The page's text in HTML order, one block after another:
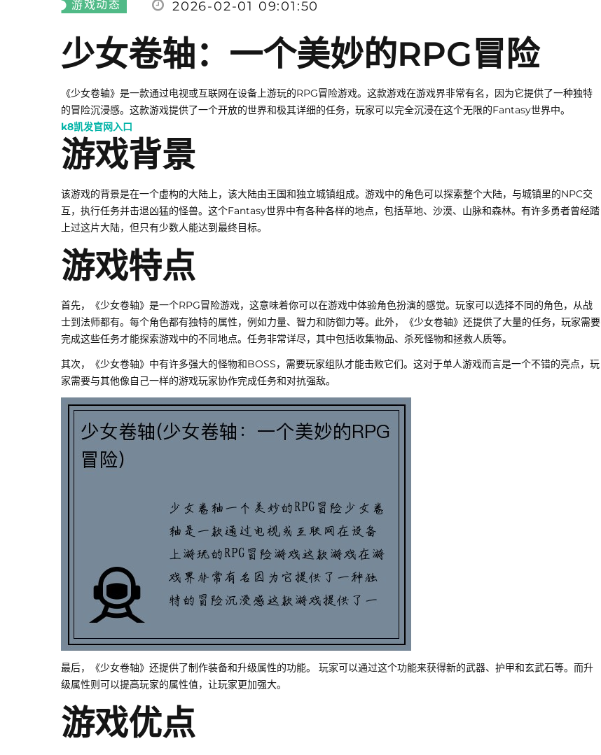
游戏动态 2026-02-01 09:01:50
少女卷轴：一个美妙的RPG冒险
《少女卷轴》是一款通过电视或互联网在设备上游玩的RPG冒险游戏。这款游戏在游戏界非常有名，因为它提供了一种独特
的冒险沉浸感。这款游戏提供了一个开放的世界和极其详细的任务，玩家可以完全沉浸在这个无限的Fantasy世界中。
k8凯发官网入口
游戏背景
该游戏的背景是在一个虚构的大陆上，该大陆由王国和独立城镇组成。游戏中的角色可以探索整个大陆，与城镇里的NPC交
互，执行任务并击退凶猛的怪兽。这个Fantasy世界中有各种各样的地点，包括草地、沙漠、山脉和森林。有许多勇者曾经踏
上过这片大陆，但只有少数人能达到最终目标。
游戏特点
首先，《少女卷轴》是一个RPG冒险游戏，这意味着你可以在游戏中体验角色扮演的感觉。玩家可以选择不同的角色，从战
士到法师都有。每个角色都有独特的属性，例如力量、智力和防御力等。此外，《少女卷轴》还提供了大量的任务，玩家需要
完成这些任务才能探索游戏中的不同地点。任务非常详尽，其中包括收集物品、杀死怪物和拯救人质等。
其次，《少女卷轴》中有许多强大的怪物和BOSS，需要玩家组队才能击败它们。这对于单人游戏而言是一个不错的亮点，玩
家需要与其他像自己一样的游戏玩家协作完成任务和对抗强敌。
最后，《少女卷轴》还提供了制作装备和升级属性的功能。 玩家可以通过这个功能来获得新的武器、护甲和玄武石等。而升
级属性则可以提高玩家的属性值，让玩家更加强大。
游戏优点